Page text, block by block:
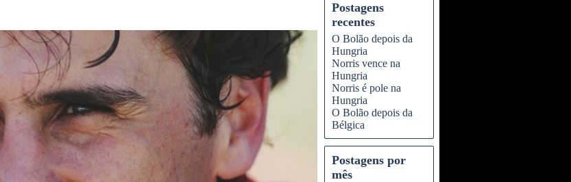
Postagens
recentes
O Bolão depois da
Hungria
Norris vence na
Hungria
Norris é pole na
Hungria
O Bolão depois da
Bélgica
Postagens por
mês